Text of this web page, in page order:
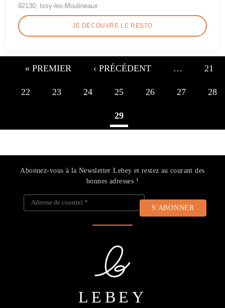
92130, Issy-les-Moulineaux
JE DÉCOUVRE LE RESTO
« PREMIER ‹ PRÉCÉDENT … 21
22 23 24 25 26 27 28
29
Abonnez-vous à la Newsletter Lebey et restez au courant des
bonnes adresses !
Adresse de courriel
LEBEY